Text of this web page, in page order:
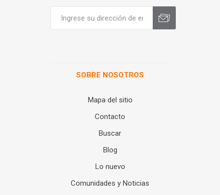
SOBRE NOSOTROS
Mapa del sitio
Contacto
Buscar
Blog
Lo nuevo
Comunidades y Noticias